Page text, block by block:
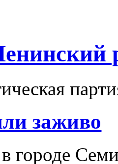
заживо
городе